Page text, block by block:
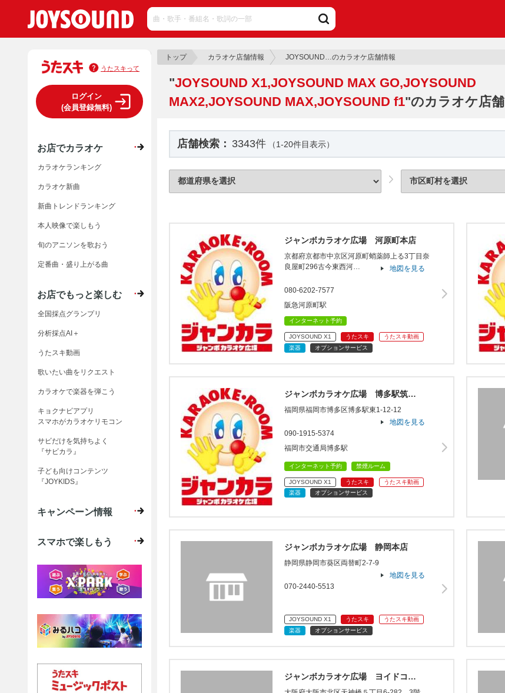
トップ カラオケ店舗情報 JOYSOUND…のカラオケ店舗情報
"JOYSOUND X1,JOYSOUND MAX GO,JOYSOUND
MAX2,JOYSOUND MAX,JOYSOUND f1"のカラオケ店舗
店舗検索： 3343件 （1-20件目表示）
ジャンボカラオケ広場 河原町本店
京都府京都市中京区河原町蛸薬師上る3丁目奈
良屋町296古今東西河…
080-6202-7577
阪急河原町駅
インターネット予約
JOYSOUND X1 うたスキ
うたスキ動画
楽器
オプションサービス
地図を見る
ジャンボカラオケ広場 博多駅筑…
福岡県福岡市博多区博多駅東1-12-12
090-1915-5374
福岡市交通局博多駅
インターネット予約 禁煙ルーム
JOYSOUND X1 うたスキ
うたスキ動画
楽器
オプションサービス
地図を見る
ジャンボカラオケ広場 静岡本店
静岡県静岡市葵区両替町2-7-9
070-2440-5513
JOYSOUND X1 うたスキ
うたスキ動画
楽器
オプションサービス
地図を見る
ジャンボカラオケ広場 ヨイドコ…
うたスキって
ログイン
(会員登録無料)
お店でカラオケ
カラオケランキング
カラオケ新曲
新曲トレンドランキング
本人映像で楽しもう
旬のアニソンを歌おう
定番曲・盛り上がる曲
お店でもっと楽しむ
全国採点グランプリ
分析採点AI＋
うたスキ動画
歌いたい曲をリクエスト
カラオケで楽器を弾こう
キョクナビアプリ
スマホがカラオケリモコン
サビだけを気持ちよく
『サビカラ』
子ども向けコンテンツ
『JOYKIDS』
キャンペーン情報
スマホで楽しもう